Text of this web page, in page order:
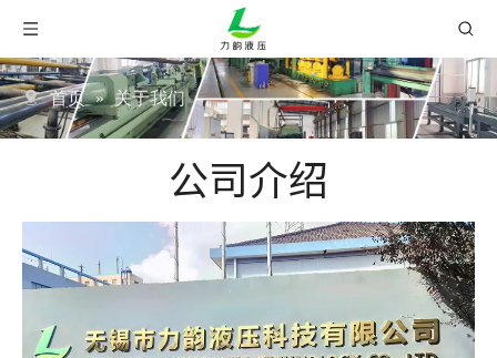
首页 » 关于我们
公司介绍